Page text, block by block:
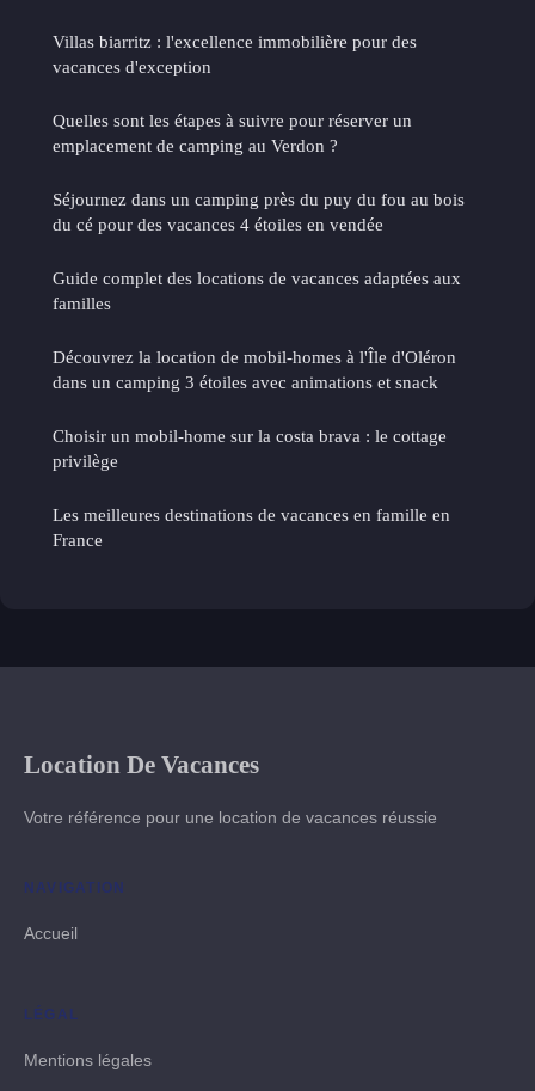
Villas biarritz : l'excellence immobilière pour des
vacances d'exception
Quelles sont les étapes à suivre pour réserver un
emplacement de camping au Verdon ?
Séjournez dans un camping près du puy du fou au bois
du cé pour des vacances 4 étoiles en vendée
Guide complet des locations de vacances adaptées aux
familles
Découvrez la location de mobil-homes à l'Île d'Oléron
dans un camping 3 étoiles avec animations et snack
Choisir un mobil-home sur la costa brava : le cottage
privilège
Les meilleures destinations de vacances en famille en
France
Location De Vacances
Votre référence pour une location de vacances réussie
NAVIGATION
Accueil
LÉGAL
Mentions légales